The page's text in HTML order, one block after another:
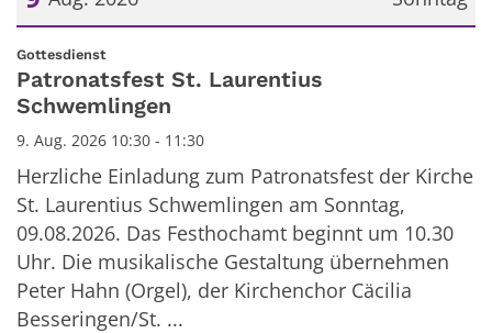
Datum: 9. August 2026
Gottesdienst:
Patronatsfest St. Laurentius
Schwemlingen
9. Aug. 2026 10:30 - 11:30
Herzliche Einladung zum Patronatsfest der Kirche
St. Laurentius Schwemlingen am Sonntag,
09.08.2026. Das Festhochamt beginnt um 10.30
Uhr. Die musikalische Gestaltung übernehmen
Peter Hahn (Orgel), der Kirchenchor Cäcilia
Besseringen/St. ...